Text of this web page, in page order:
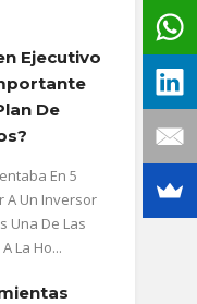
Ejecutivo
De
En 5
A Un Inversor
Una De Las
La Ho...